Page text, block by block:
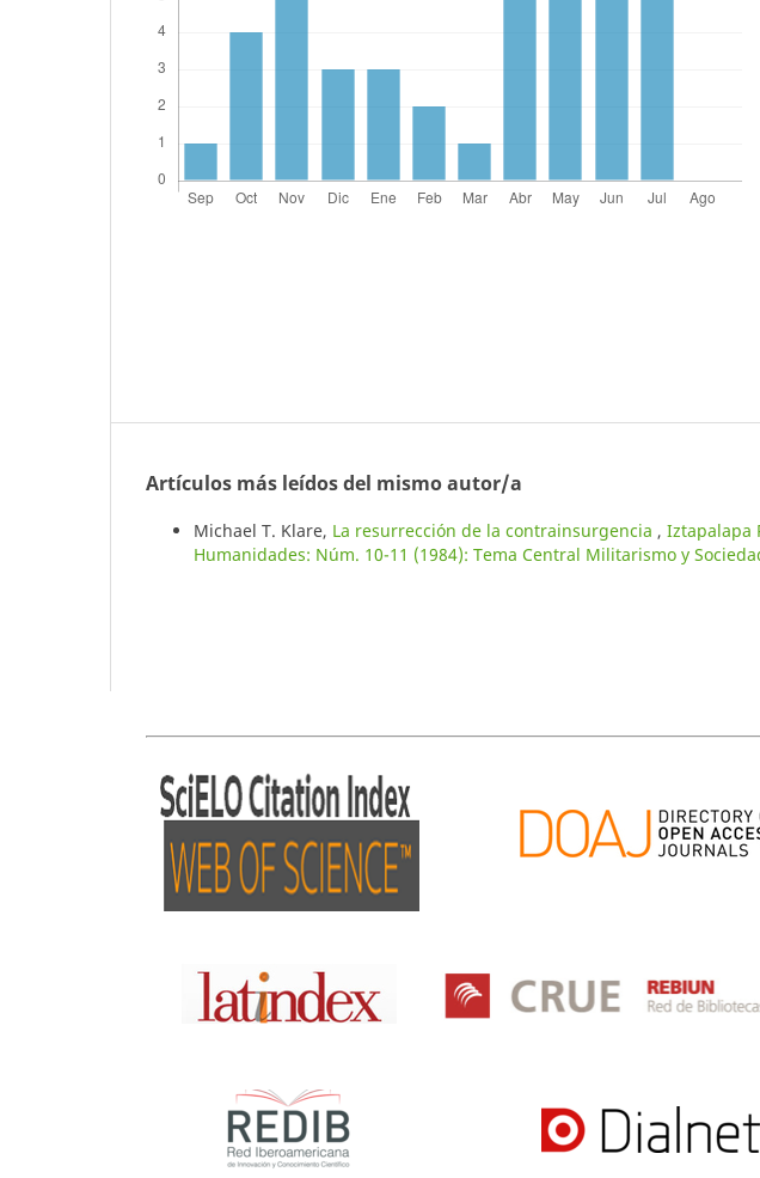
Artículos más leídos del mismo autor/a
Michael T. Klare, La resurrección de la contrainsurgencia , Iztapalapa
Humanidades: Núm. 10-11 (1984): Tema Central Militarismo y